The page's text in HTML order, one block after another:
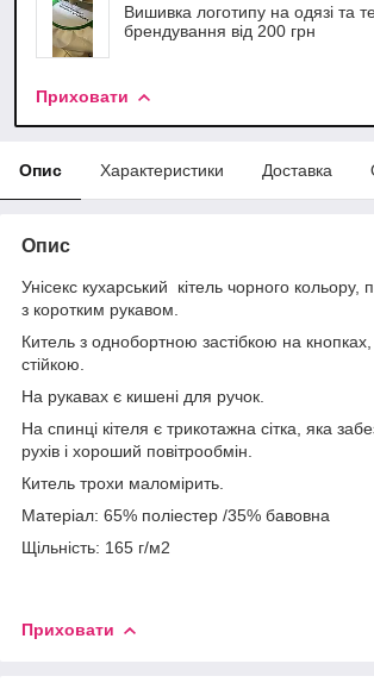
Вишивка логотипу на одязі та
брендування від 200 грн
Приховати
Опис Характеристики Доставка
Опис
Унісекс кухарський кітель чорного
з коротким рукавом.
Китель з однобортною застібкою на
стійкою.
На рукавах є кишені для ручок.
На спинці кітеля є трикотажна сітка, яка
рухів і хороший повітрообмін.
Китель трохи маломірить.
Матеріал: 65% поліестер /35% бавовна
Щільність: 165 г/м2
Приховати